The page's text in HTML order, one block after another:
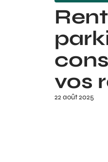
vos
22 août 2025